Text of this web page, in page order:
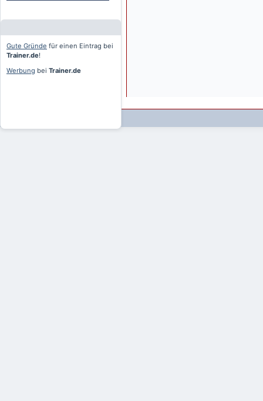
Gute Gründe für einen Eintrag bei
Trainer.de!
Werbung bei Trainer.de